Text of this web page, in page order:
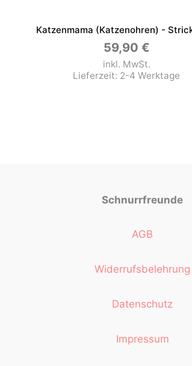
Katzenmama (Katzenohren) -
59,90 €
inkl. MwSt.
Lieferzeit: 2-4 Werktage
Schnurrfreunde
AGB
Widerrufsbelehrung
Datenschutz
Impressum